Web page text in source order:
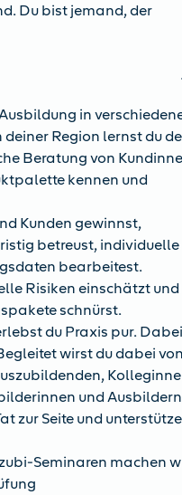
Du bist jemand, der
in
Region lernst du
Beratung von
kennen und
Kunden gewinnst,
betreust, individuelle
bearbeitest.
Risiken einschätzt und
schnürst.
du Praxis pur.
wirst du dabei
und
zur Seite und
Seminaren machen